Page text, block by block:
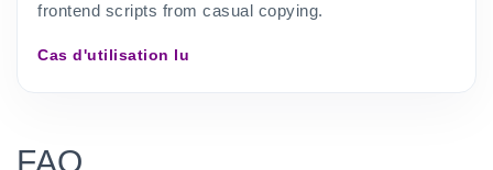
frontend scripts from casual copying.
Cas d'utilisation lu
FAQ